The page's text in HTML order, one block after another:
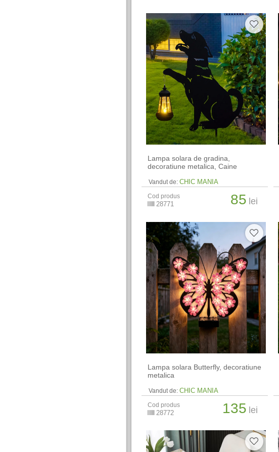
Lampa solara de gradina,
decoratiune metalica, Caine
Vandut de: CHIC MANIA
Cod produs
28771 85 lei
Lampa solara Butterfly, decoratiune
metalica
Vandut de: CHIC MANIA
Cod produs
28772 135 lei